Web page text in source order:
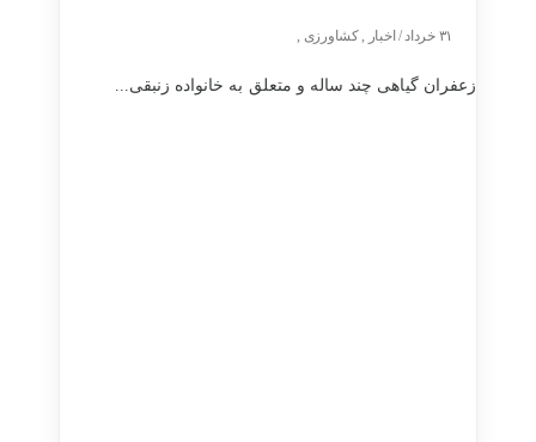
۳۱ خرداد / اخبار , کشاورزی ,
زعفران گیاهی چند ساله و متعلق به خانواده زنبقی...